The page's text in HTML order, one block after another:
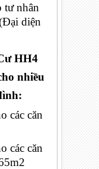
tư nhân
diện
HH4
nhiều
các căn
các căn